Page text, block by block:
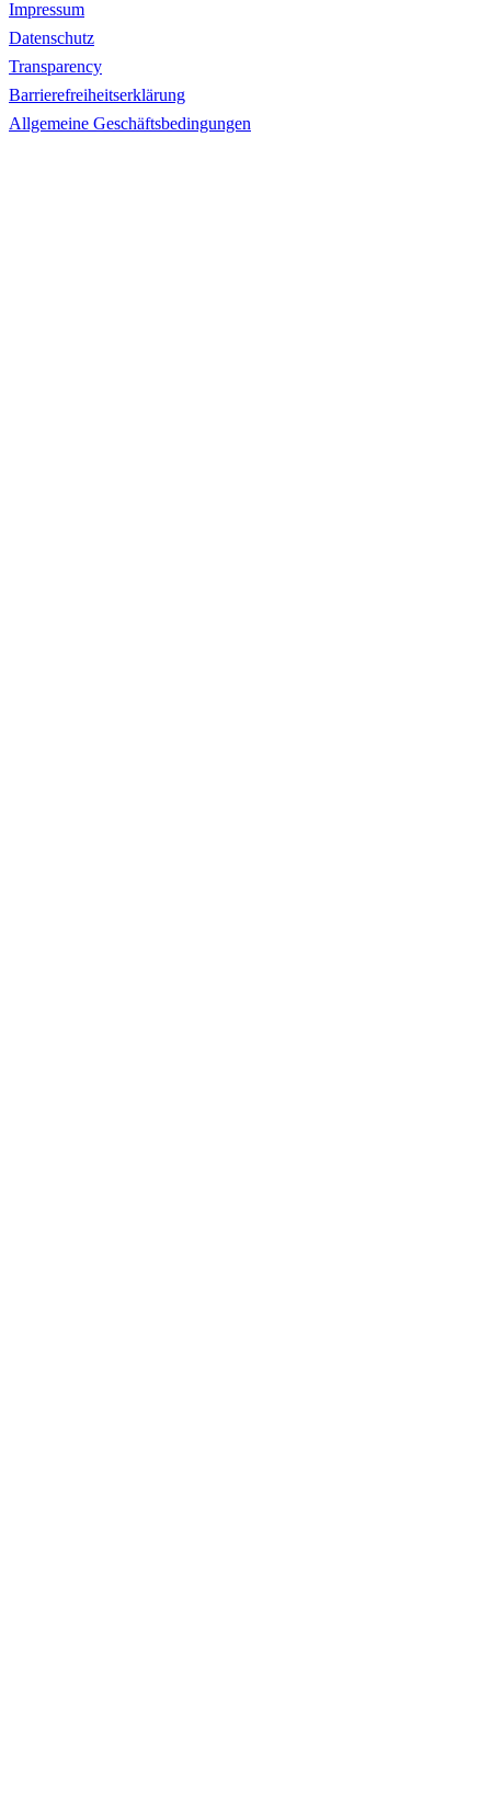
Impressum
Datenschutz
Transparency
Barrierefreiheitserklärung
Allgemeine Geschäftsbedingungen